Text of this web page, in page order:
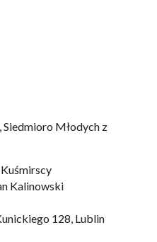
Siedmioro Młodych z
Kalinowski
128, Lublin